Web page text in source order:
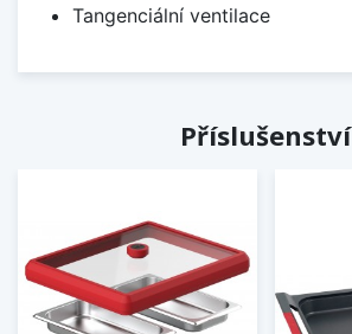
Tangenciální ventilace
Příslušenství